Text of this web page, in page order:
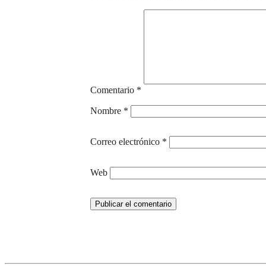
Comentario *
Nombre *
Correo electrónico *
Web